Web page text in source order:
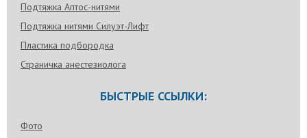
Подтяжка Аптос-нитями
Подтяжка нитями Силуэт-Лифт
Пластика подбородка
Страничка анестезиолога
БЫСТРЫЕ ССЫЛКИ:
Фото